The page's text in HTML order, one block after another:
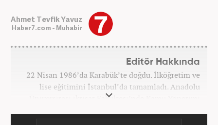
Ahmet Tevfik Yavuz
Haber7.com - Muhabir
Editör Hakkında
22 Nisan 1986’da Karabük’te doğdu. İlköğretim ve
lise eğitimini İstanbul’da tamamladı. Anadolu
Üniversitesi iktisat Fakültesi’nde Kamu Yönetimi